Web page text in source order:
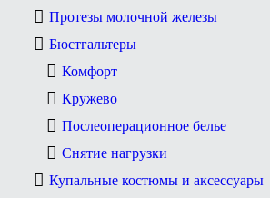
Протезы молочной железы
Бюстгальтеры
Комфорт
Кружево
Послеоперационное белье
Снятие нагрузки
Купальные костюмы и аксессуары